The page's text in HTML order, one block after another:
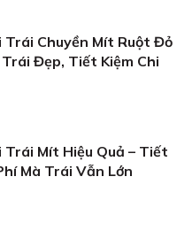
Trái Chuyền Mít Ruột Đỏ
Trái Đẹp, Tiết Kiệm Chi
Trái Mít Hiệu Quả – Tiết
Mà Trái Vẫn Lớn